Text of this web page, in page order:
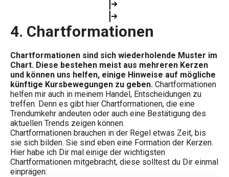
4. Chartformationen
Chartformationen sind sich wiederholende Muster im
Chart. Diese bestehen meist aus mehreren Kerzen
und können uns helfen, einige Hinweise auf mögliche
künftige Kursbewegungen zu geben. Chartformationen
helfen mir auch in meinem Handel, Entscheidungen zu
treffen. Denn es gibt hier Chartformationen, die eine
Trendumkehr andeuten oder auch eine Bestätigung des
aktuellen Trends zeigen können.
Chartformationen brauchen in der Regel etwas Zeit, bis
sie sich bilden. Sie sind eben eine Formation der Kerzen.
Hier habe ich Dir mal einige der wichtigsten
Chartformationen mitgebracht, diese solltest du Dir einmal
einprägen: